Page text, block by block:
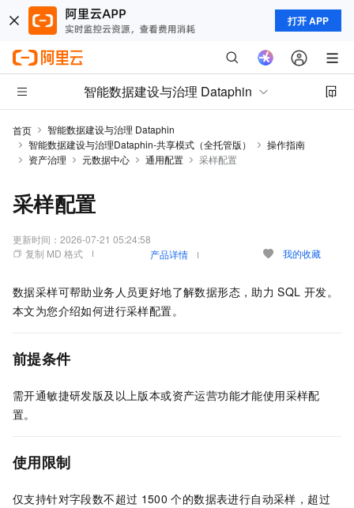
打开 APP
智能数据建设与治理 Dataphin
首页
智能数据建设与治理 Dataphin
智能数据建设与治理Dataphin-共享模式（全托管版）
操作指南
资产治理
元数据中心 通用配置 采样配置
采样配置
更新时间： 2026-07-21 05:24:58
复制 MD 格式
产品详情 我的收藏
数据采样可帮助业务人员更好地了解数据形态，助力 SQL 开发。
本文为您介绍如何进行采样配置。
前提条件
需开通敏捷研发版及以上版本或资产运营功能才能使用采样配
置。
使用限制
仅支持针对字段数不超过 1500 个的数据表进行自动采样，超过